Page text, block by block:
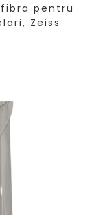
pentru
Zeiss